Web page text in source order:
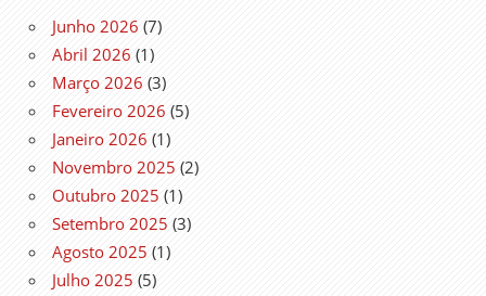
Junho 2026 (7)
Abril 2026 (1)
Março 2026 (3)
Fevereiro 2026 (5)
Janeiro 2026 (1)
Novembro 2025 (2)
Outubro 2025 (1)
Setembro 2025 (3)
Agosto 2025 (1)
Julho 2025 (5)